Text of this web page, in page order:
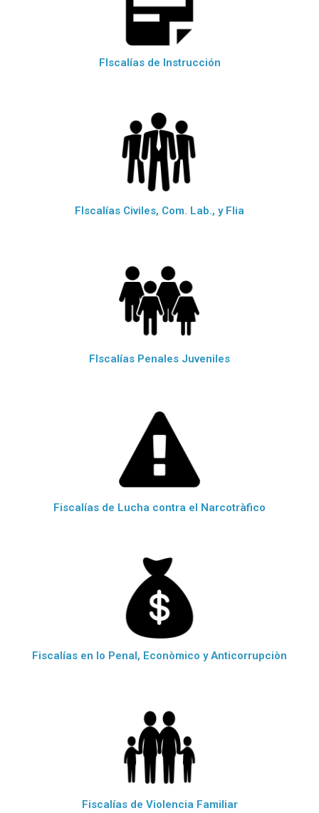
FIscalías de Instrucción
FIscalías Civiles, Com. Lab., y Flia
FIscalías Penales Juveniles
Fiscalías de Lucha contra el Narcotràfico
Fiscalías en lo Penal, Econòmico y Anticorrupciòn
Fiscalías de Violencia Familiar